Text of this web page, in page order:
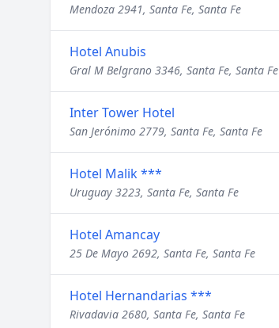
Mendoza 2941, Santa Fe, Santa Fe
Hotel Anubis
Gral M Belgrano 3346, Santa Fe, Santa Fe
Inter Tower Hotel
San Jerónimo 2779, Santa Fe, Santa Fe
Hotel Malik ***
Uruguay 3223, Santa Fe, Santa Fe
Hotel Amancay
25 De Mayo 2692, Santa Fe, Santa Fe
Hotel Hernandarias ***
Rivadavia 2680, Santa Fe, Santa Fe